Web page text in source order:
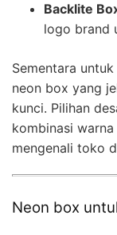
Backlite
logo brand
Sementara
neon box yang
kunci. Pilihan
kombinasi
mengenali toko
Neon box